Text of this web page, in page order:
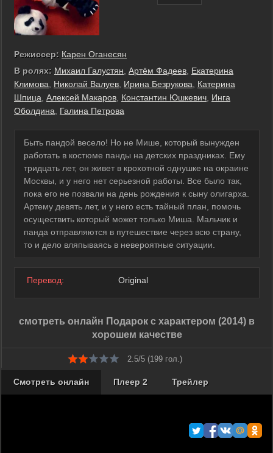
Режиссер: Карен Оганесян
В ролях: Михаил Галустян Артём Фадеев Екатерина
Климова
Николай Валуев Ирина Безрукова
Катерина
Шпица Алексей Макаров Константин Юшкевич Инга
Оболдина
Галина Петрова
Быть пандой весело! Но не Мише, который вынужден
работать в костюме панды на детских праздниках. Ему
тридцать лет, он живет в крохотной однушке на окраине
Москвы, и у него нет серьезной работы. Все было так,
пока его не позвали на день рождения к сыну олигарха.
Артему девять лет, и у него есть тайный план, помочь
осуществить который может только Миша. Мальчик и
панда отправляются в путешествие через всю страну,
то и дело вляпываясь в невероятные ситуации.
Перевод: Original
смотреть онлайн Подарок с характером (2014) в
хорошем качестве
2.5/5 (199гол.)
Смотреть онлайн Плеер 2 Трейлер